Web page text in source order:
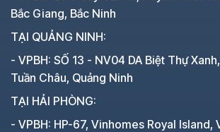
Bắc Giang, Bắc Ninh
TẠI QUẢNG NINH:
- VPBH: SỐ 13 - NV04 DA Biệt Thự
Tuần Châu, Quảng Ninh
TẠI HẢI PHÒNG:
- VPBH: HP-67, Vinhomes Royal Island,